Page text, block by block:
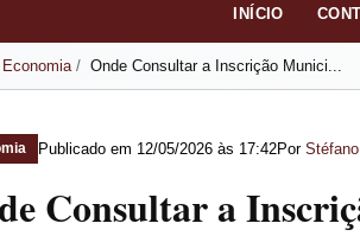
INÍCIO
Economia Onde Consultar a Inscrição Munici...
Publicado em 12/05/2026 às 17:42Por
Consultar a